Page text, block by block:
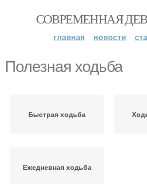
СОВРЕМЕННАЯ
главная новости
Полезная ходьба
Быстрая ходьба
Ежедневная ходьба